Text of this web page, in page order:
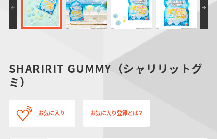
PROJECT R.E.D.・
スーパー戦隊シリー
ズ
ポケットモンスター
サンリオキャラクタ
ーズ
つりグミ SMPシリーズ キャラデコ
SHARIRIT GUMMY（シャリリットグ
ミ）
お気に入り お気に入り登録とは？